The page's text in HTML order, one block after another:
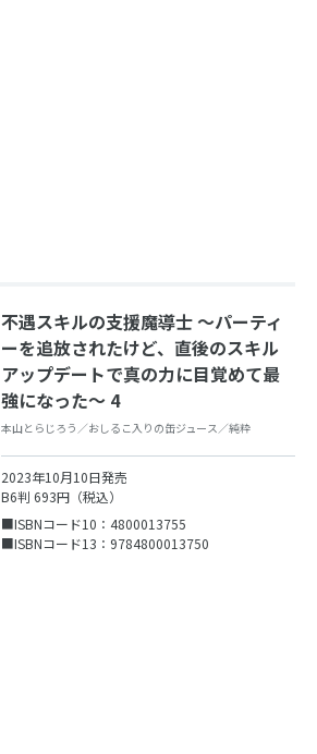
不遇スキルの支援魔導士 ～パーティ
ーを追放されたけど、直後のスキル
アップデートで真の力に目覚めて最
強になった～ 4
本山とらじろう／おしるこ入りの缶ジュース／純粋
2023年10月10日発売
B6判 693円（税込）
■ISBNコード10：4800013755
■ISBNコード13：9784800013750